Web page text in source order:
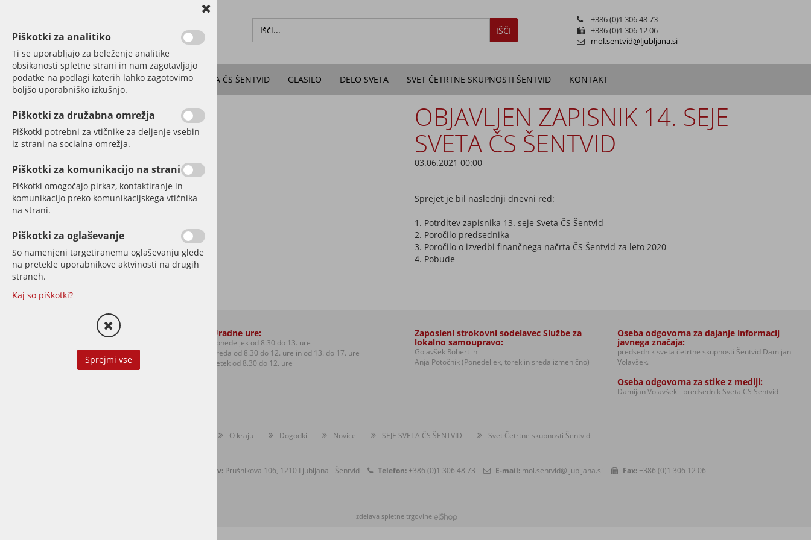
IŠČI
+386 (0)1 306 48 73
+386 (0)1 306 12 06
mol.sentvid@ljubljana.si
O KRAJU DOGODKI NOVICE SEJE SVETA ČS ŠENTVID GLASILO DELO SVETA SVET ČETRTNE SKUPNOSTI ŠENTVID KONTAKT
OBJAVLJEN ZAPISNIK 14. SEJE
SVETA ČS ŠENTVID
03.06.2021 00:00
Sprejet je bil naslednji dnevni red:
1. Potrditev zapisnika 13. seje Sveta ČS Šentvid
2. Poročilo predsednika
3. Poročilo o izvedbi finančnega načrta ČS Šentvid za leto 2020
4. Pobude
F: +386 (0)1 306 12 06
mol.sentvid@ljubljana.si
Uradne ure:
Ponedeljek od 8.30 do 13. ure
Sreda od 8.30 do 12. ure in od 13. do 17. ure
Petek od 8.30 do 12. ure
Zaposleni strokovni sodelavec Službe za
lokalno samoupravo:
Golavšek Robert in
Anja Potočnik (Ponedeljek, torek in sreda izmenično)
Oseba odgovorna za dajanje informacij
javnega značaja:
predsednik sveta četrtne skupnosti Šentvid Damijan
Volavšek.
Oseba odgovorna za stike z mediji:
Damijan Volavšek - predsednik Sveta CS Šentvid
O kraju Dogodki Novice SEJE SVETA ČS ŠENTVID Svet Četrtne skupnosti Šentvid
Naslov: Prušnikova 106, 1210 Ljubljana - Šentvid Telefon: +386 (0)1 306 48 73 E-mail: mol.sentvid@ljubljana.si Fax: +386 (0)1 306 12 06
Izdelava spletne trgovine
Piškotki za analitiko
Ti se uporabljajo za beleženje analitike
obsikanosti spletne strani in nam zagotavljajo
podatke na podlagi katerih lahko zagotovimo
boljšo uporabniško izkušnjo.
Piškotki za družabna omrežja
Piškotki potrebni za vtičnike za deljenje vsebin
iz strani na socialna omrežja.
Piškotki za komunikacijo na strani
Piškotki omogočajo pirkaz, kontaktiranje in
komunikacijo preko komunikacijskega vtičnika
na strani.
Piškotki za oglaševanje
So namenjeni targetiranemu oglaševanju glede
na pretekle uporabnikove aktvinosti na drugih
straneh.
Kaj so piškotki?
Sprejmi vse